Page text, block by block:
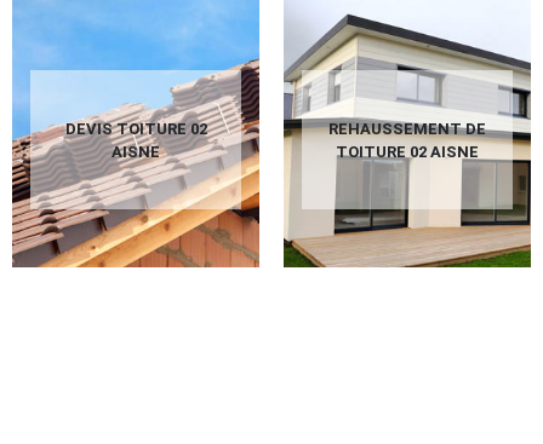
DEVIS TOITURE 02
AISNE
REHAUSSEMENT DE
TOITURE 02 AISNE